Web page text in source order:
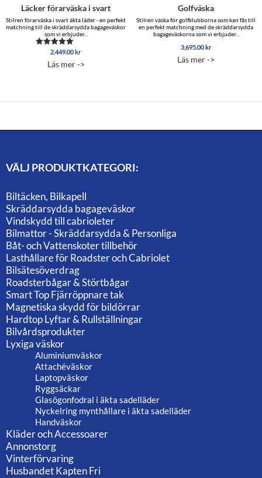
Läcker förarväska i svart
Stilren förarväska i svart äkta läder - en perfekt
matchning till de skräddarsydda bagageväskor
som vi erbjuder...
Betygsatt
av 5
2,449.00kr
Läs mer ->
Golfväska
Stilren väska för golfklubborna som kan fås till
en perfekt matchning med de skräddarsydda
bagageväskorna som vi erbjuder...
3,695.00kr
Läs mer ->
VÄLJ PRODUKTKATEGORI:
Biltäcken, Bilkapell
Skräddarsydda bagageväskor
Vindskydd till cabrioleter
Bilmattor - Skräddarsydda & Personliga
Båt- och Vattenskoter tillbehör
Lasthållare för Roadster och Cabriolet
Bilsätesöverdrag
Roadsterbågar & Störtbågar
Smart Top Fjärröppnare tak
Magnetiska skydd för bildörrar
Hardtop Lyftar & Rullställningar
Bilvårdsprodukter
Lyxiga väskor
Aluminiumväskor
Attachéväskor
Laptopväskor
Ryggsäckar
Glasögonfodral i äkta sadelläder
Nyckelring mynthållare i äkta sadelläder
Handväskor
Kläder och Accessoarer
Annonstorg
Vinterförvaring
Husbandet Kapten Fri